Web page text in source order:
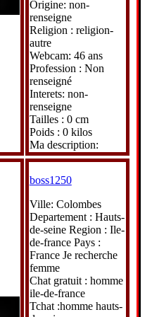
Origine: non-
renseigne
Religion : religion-
autre
Webcam: 46 ans
Profession : Non
renseigné
Interets: non-
renseigne
Tailles : 0 cm
Poids : 0 kilos
Ma description:
boss1250
Ville: Colombes
Departement : Hauts-
de-seine Region : Ile-
de-france Pays :
France Je recherche
femme
Chat gratuit : homme
ile-de-france
Tchat :homme hauts-